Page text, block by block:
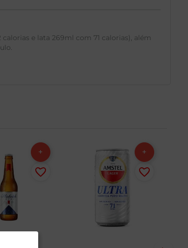
e lata 269ml com 71 calorias), além